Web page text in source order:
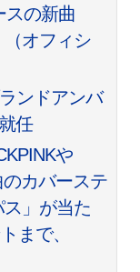
スの新曲
（オフィシ
ンドアンバ
任
や
のカバーステ
」が当た
まで、